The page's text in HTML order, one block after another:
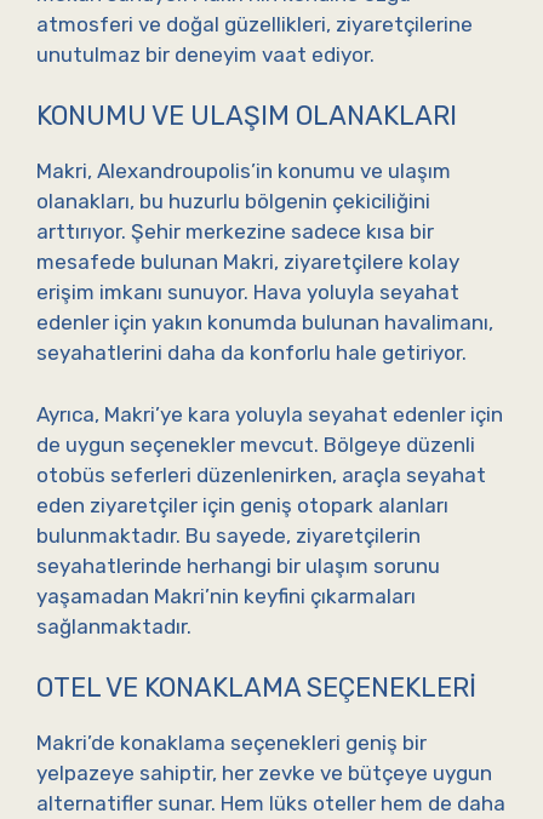
atmosferi ve doğal güzellikleri, ziyaretçilerine
unutulmaz bir deneyim vaat ediyor.
KONUMU VE ULAŞIM OLANAKLARI
Makri, Alexandroupolis’in konumu ve ulaşım
olanakları, bu huzurlu bölgenin çekiciliğini
arttırıyor. Şehir merkezine sadece kısa bir
mesafede bulunan Makri, ziyaretçilere kolay
erişim imkanı sunuyor. Hava yoluyla seyahat
edenler için yakın konumda bulunan havalimanı,
seyahatlerini daha da konforlu hale getiriyor.
Ayrıca, Makri’ye kara yoluyla seyahat edenler için
de uygun seçenekler mevcut. Bölgeye düzenli
otobüs seferleri düzenlenirken, araçla seyahat
eden ziyaretçiler için geniş otopark alanları
bulunmaktadır. Bu sayede, ziyaretçilerin
seyahatlerinde herhangi bir ulaşım sorunu
yaşamadan Makri’nin keyfini çıkarmaları
sağlanmaktadır.
OTEL VE KONAKLAMA SEÇENEKLERI
Makri’de konaklama seçenekleri geniş bir
yelpazeye sahiptir, her zevke ve bütçeye uygun
alternatifler sunar. Hem lüks oteller hem de daha